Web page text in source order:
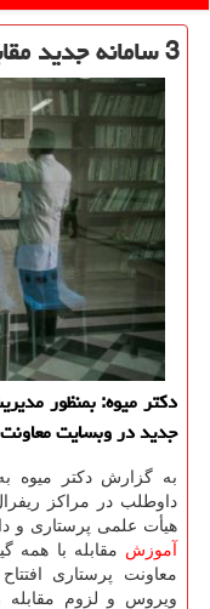
3 سامانه جدید مقابله با كرونا افتتاح شد
دكتر میوه: بمنظور
جدید در وبسایت
به گزارش دكتر میوه
داوطلب در مراكز
هیأت علمی پرستاری و
آموزش
معاونت پرستاری
ویروس و لزوم مقابله